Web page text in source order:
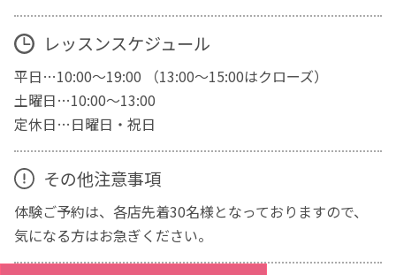
レッスンスケジュール
平日…10:00～19:00 （13:00～15:00はクローズ）
土曜日…10:00～13:00
定休日…日曜日・祝日
その他注意事項
体験ご予約は、各店先着30名様となっておりますので、
気になる方はお急ぎください。